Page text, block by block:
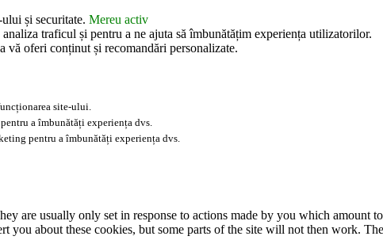
și securitate. Mereu activ
traficul și pentru a ne ajuta să îmbunătățim experiența utilizatorilor.
oferi conținut și recomandări personalizate.
site-ului.
a îmbunătăți experiența dvs.
pentru a îmbunătăți experiența dvs.
are usually only set in response to actions made by you which amount
about these cookies, but some parts of the site will not then work.